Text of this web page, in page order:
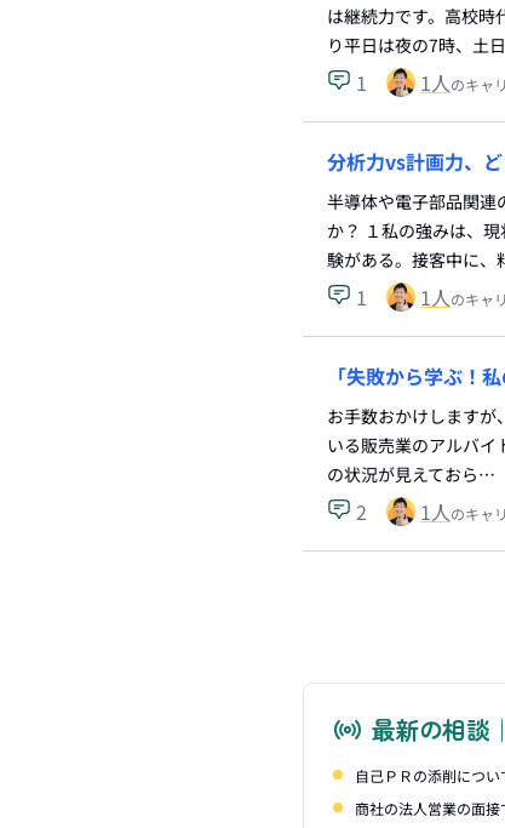
は継続力です。高校時
り平日は夜の7時、土
1 1人のキャ
分析力vs計画力、
半導体や電子部品関連
か？ １私の強みは、
験がある。接客中に
1 1人のキャ
「失敗から学ぶ！
お手数おかけしますが
いる販売業のアルバイ
の状況が見えておら…
2 1人のキャ
最新の相談
自己ＰＲの添削につ
商社の法人営業の面接